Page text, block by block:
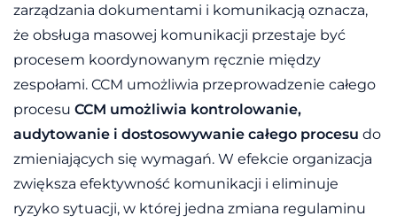
zarządzania dokumentami i komunikacją oznacza,
że obsługa masowej komunikacji przestaje być
procesem koordynowanym ręcznie między
zespołami. CCM umożliwia przeprowadzenie całego
procesu CCM umożliwia kontrolowanie,
audytowanie i dostosowywanie całego procesu do
zmieniających się wymagań. W efekcie organizacja
zwiększa efektywność komunikacji i eliminuje
ryzyko sytuacji, w której jedna zmiana regulaminu